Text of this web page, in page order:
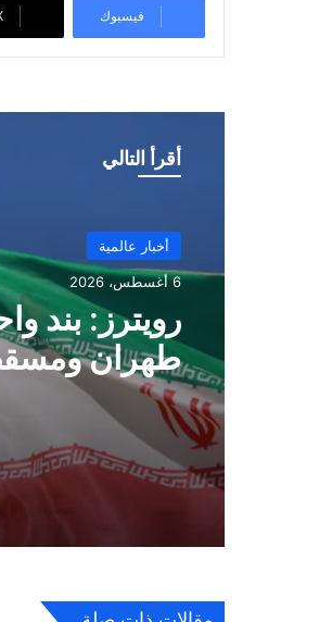
فيسبوك
أقرأ التالي
أخبار عالمية
6 أغسطس، 2026
رويترز: بند
طهران
.. ماهو ؟